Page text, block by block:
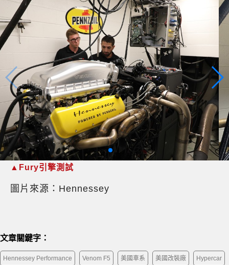
▲Fury引擎測試
圖片來源：Hennessey
文章關鍵字：
Hennessey Performance Venom F5 美國車系 美國改裝廠 Hypercar